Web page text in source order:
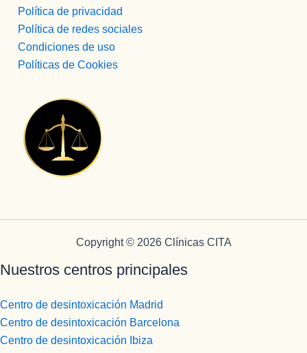
Política de privacidad
Política de redes sociales
Condiciones de uso
Políticas de Cookies
Copyright © 2026 Clínicas CITA
Nuestros centros principales
Centro de desintoxicación Madrid
Centro de desintoxicación Barcelona
Centro de desintoxicación Ibiza